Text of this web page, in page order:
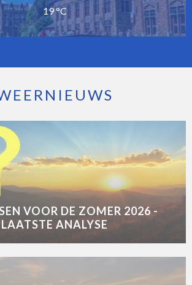
19 °C
VOOR DE ZOMER 2026 -
LAATSTE ANALYSE